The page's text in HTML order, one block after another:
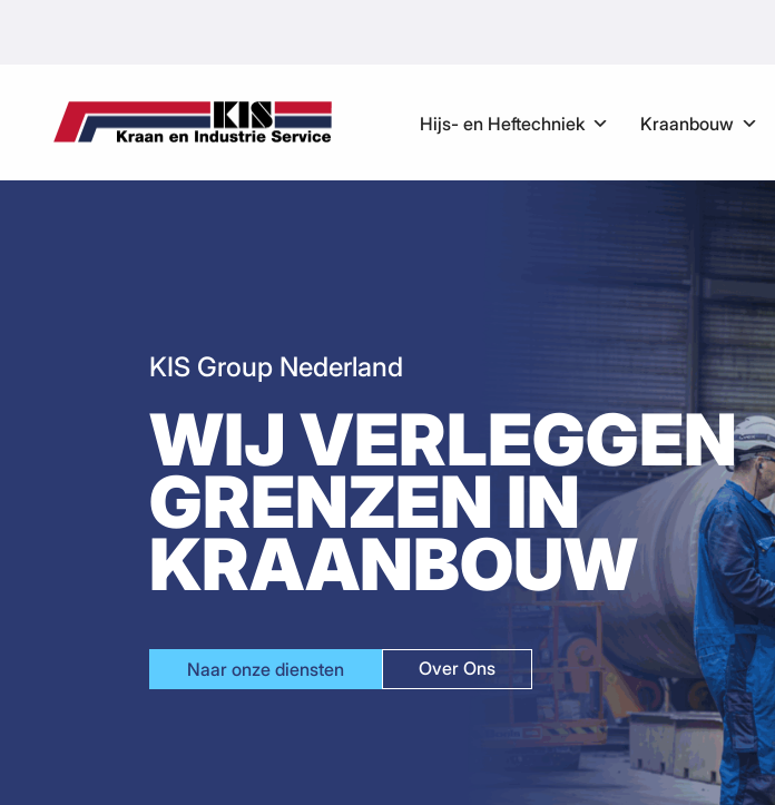
Hijs- en Heftechniek Kraanbouw
KIS Group Nederland
WIJ VERLEGGEN
GRENZEN IN
KRAANBOUW
Naar onze diensten Over Ons